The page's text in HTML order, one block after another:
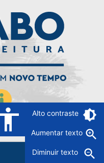
Alto contraste brightness_6
Aumentar texto zoom_in
Diminuir texto zoom_out